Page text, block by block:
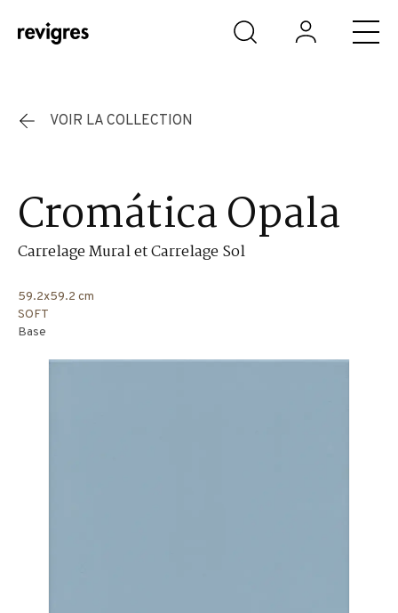
Aller au contenu principal
VOIR LA COLLECTION
Cromática Opala
Carrelage Mural et Carrelage Sol
59.2x59.2 cm
SOFT
Base